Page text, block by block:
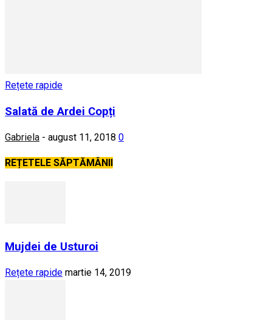
Rețete rapide
Salată de Ardei Copți
Gabriela - august 11, 2018 0
REȚETELE SĂPTĂMÂNII
Mujdei de Usturoi
Rețete rapide martie 14, 2019